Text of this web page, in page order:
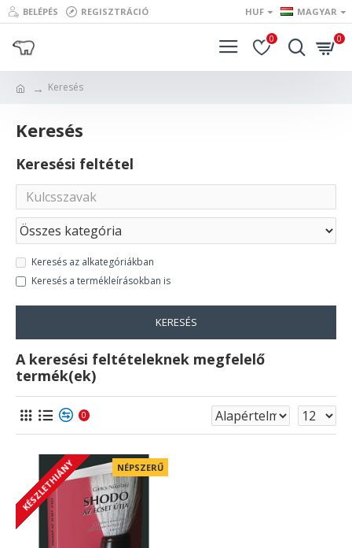
BELÉPÉS REGISZTRÁCIÓ HUF MAGYAR
0 0
Keresés
Keresés
Keresési feltétel
Keresés az alkategóriákban
Keresés a termékleírásokban is
KERESÉS
A keresési feltételeknek megfelelő
termék(ek)
0
NÉPSZERŰ
KÉSZLETHIÁNY